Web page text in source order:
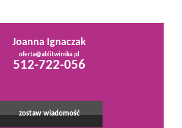
Joanna Ignaczak
oferta@ablitwinska.pl
512-722-056
zostaw wiadomość